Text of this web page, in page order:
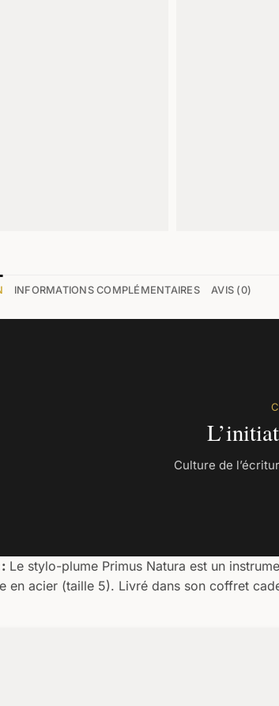
INFORMATIONS COMPLÉMENTAIRES AVIS (0)
Culture de
Le stylo-plume Primus Natura est un
en acier (taille 5). Livré dans son coffret